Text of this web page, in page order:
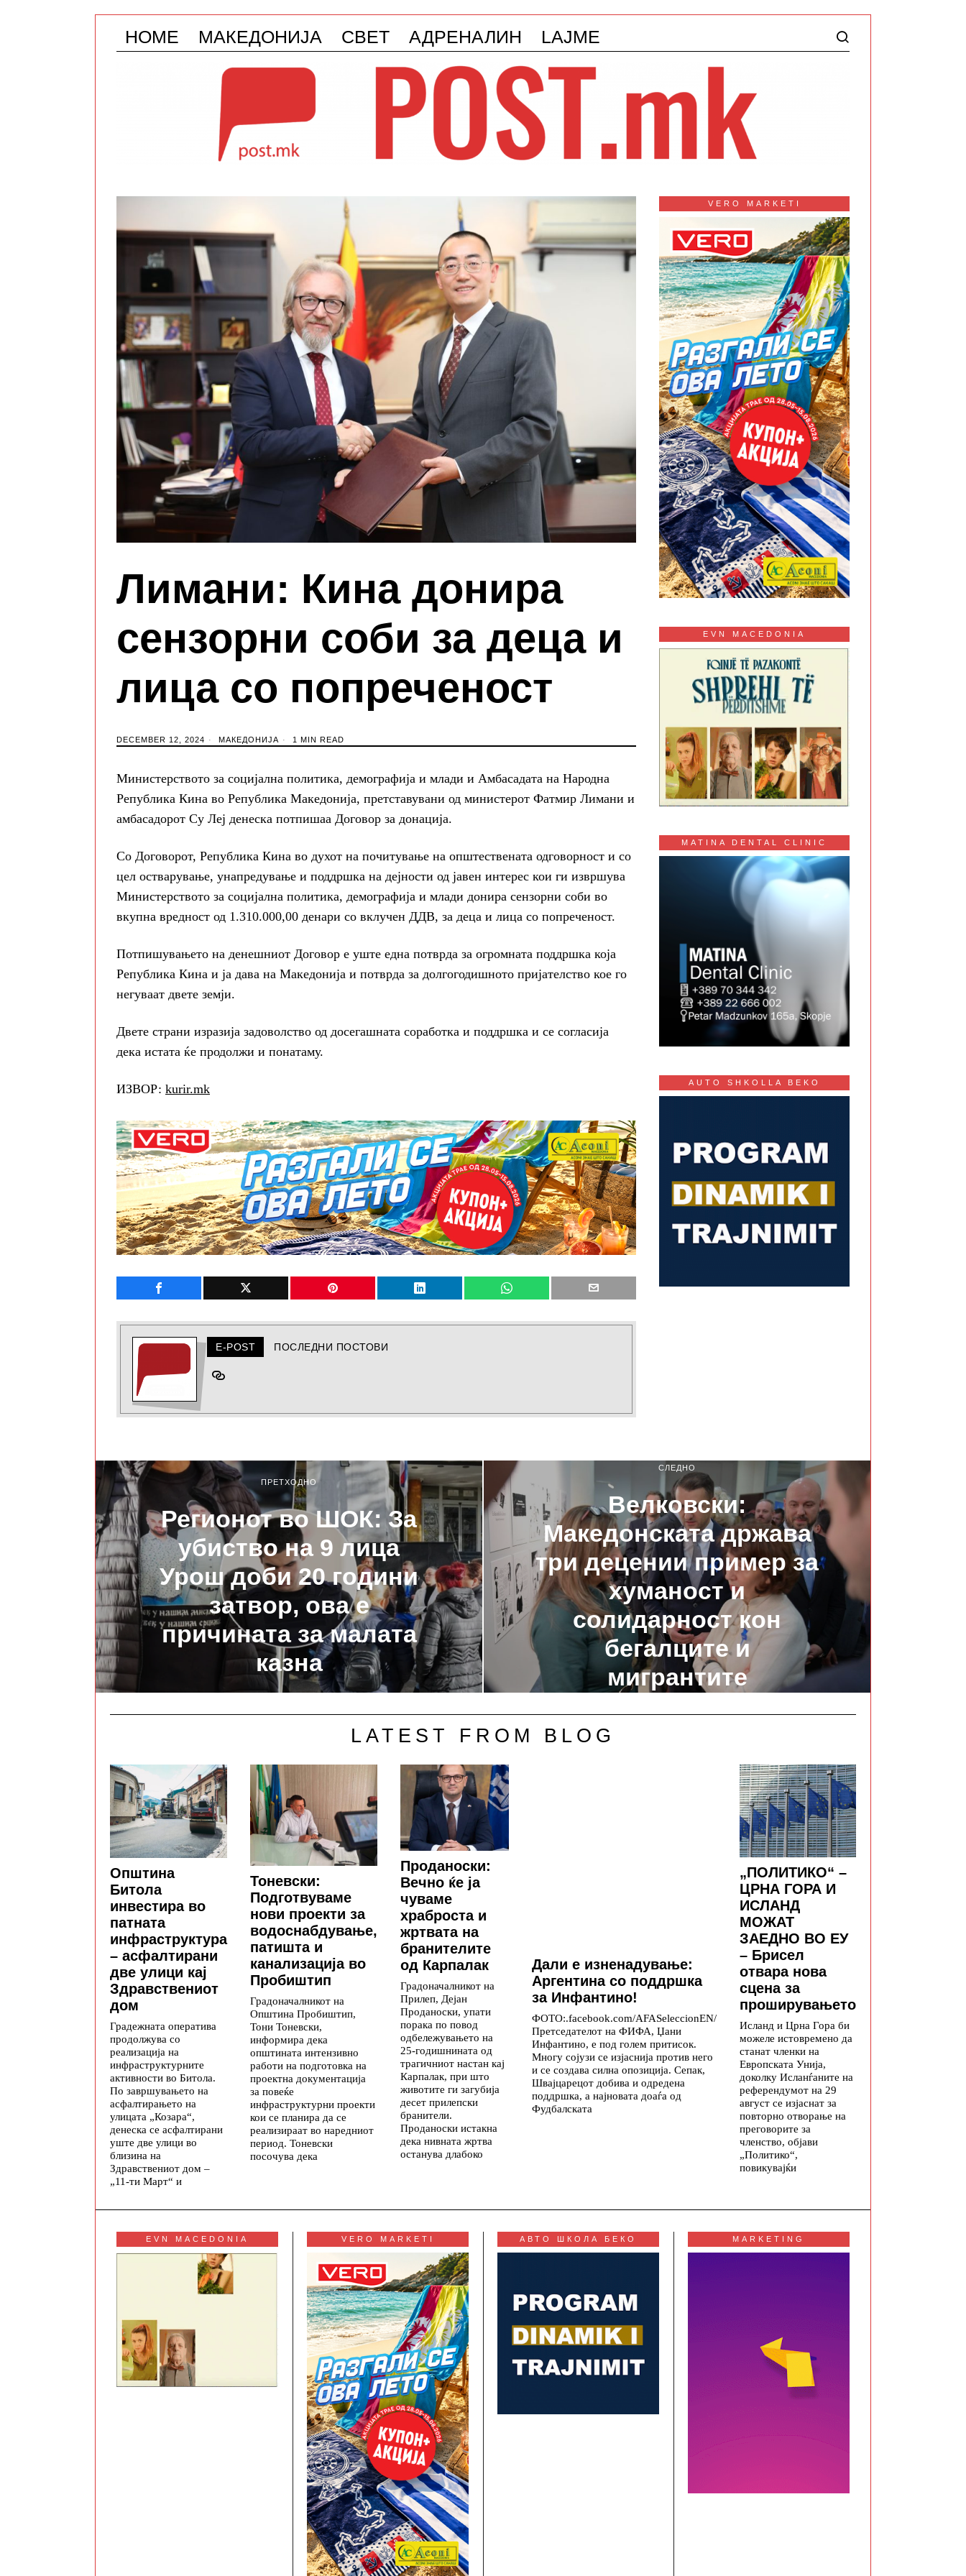
HOME МАКЕДОНИЈА СВЕТ АДРЕНАЛИН LAJME
Лимани: Кина донира
сензорни соби за деца и
лица со попреченост
DECEMBER 12, 2024 МАКЕДОНИЈА 1 MIN READ
Министерството за социјална политика, демографија и млади и Амбасадата на Народна
Република Кина во Република Македонија, претставувани од министерот Фатмир Лимани и
амбасадорот Су Леј денеска потпишаа Договор за донација.
Со Договорот, Република Кина во духот на почитување на општествената одговорност и со
цел остварување, унапредување и поддршка на дејности од јавен интерес кои ги извршува
Министерството за социјална политика, демографија и млади донира сензорни соби во
вкупна вредност од 1.310.000,00 денари со вклучен ДДВ, за деца и лица со попреченост.
Потпишувањето на денешниот Договор е уште една потврда за огромната поддршка која
Република Кина и ја дава на Македонија и потврда за долгогодишното пријателство кое го
негуваат двете земји.
Двете страни изразија задоволство од досегашната соработка и поддршка и се согласија
дека истата ќе продолжи и понатаму.
ИЗВОР: kurir.mk
E-POST ПОСЛЕДНИ ПОСТОВИ
VERO MARKETI
EVN MACEDONIA
MATINA DENTAL CLINIC
AUTO SHKOLLA BEKO
ПРЕТХОДНО
Регионот во ШОК: За
убиство на 9 лица
Урош доби 20 години
затвор, ова е
причината за малата
казна
СЛЕДНО
Велковски:
Македонската држава
три децении пример за
хуманост и
солидарност кон
бегалците и
мигрантите
LATEST FROM BLOG
Општина
Битола
инвестира во
патната
инфраструктура
– асфалтирани
две улици кај
Здравствениот
дом
Градежната оператива
продолжува со
реализација на
инфраструктурните
активности во Битола.
По завршувањето на
асфалтирањето на
улицата „Козара“,
денеска се асфалтирани
уште две улици во
близина на
Здравствениот дом –
„11-ти Март“ и
Тоневски:
Подготвуваме
нови проекти за
водоснабдување,
патишта и
канализација во
Пробиштип
Градоначалникот на
Општина Пробиштип,
Тони Тоневски,
информира дека
општината интензивно
работи на подготовка на
проектна документација
за повеќе
инфраструктурни проекти
кои се планира да се
реализираат во наредниот
период. Тоневски
посочува дека
Проданоски:
Вечно ќе ја
чуваме
храброста и
жртвата на
бранителите
од Карпалак
Градоначалникот на
Прилеп, Дејан
Проданоски, упати
порака по повод
одбележувањето на
25-годишнината од
трагичниот настан кај
Карпалак, при што
животите ги загубија
десет прилепски
бранители.
Проданоски истакна
дека нивната жртва
останува длабоко
Дали е изненадување:
Аргентина со поддршка
за Инфантино!
ФОТО:.facebook.com/AFASeleccionEN/
Претседателот на ФИФА, Џани
Инфантино, е под голем притисок.
Многу сојузи се изјаснија против него
и се создава силна опозиција. Сепак,
Швајцарецот добива и одредена
поддршка, а најновата доаѓа од
Фудбалската
„ПОЛИТИКО“ –
ЦРНА ГОРА И
ИСЛАНД
МОЖАТ
ЗАЕДНО ВО ЕУ
– Брисел
отвара нова
сцена за
проширувањето
Исланд и Црна Гора би
можеле истовремено да
станат членки на
Европската Унија,
доколку Исланѓаните на
референдумот на 29
август се изјаснат за
повторно отворање на
преговорите за
членство, објави
„Политико“,
повикувајќи
EVN MACEDONIA VERO MARKETI АВТО ШКОЛА БЕКО MARKETING